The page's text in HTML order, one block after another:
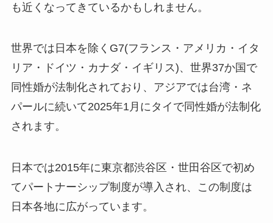
も近くなってきているかもしれません。
世界では日本を除くG7(フランス・アメリカ・イタ
リア・ドイツ・カナダ・イギリス)、世界37か国で
同性婚が法制化されており、アジアでは台湾・ネ
パールに続いて2025年1月にタイで同性婚が法制化
されます。
日本では2015年に東京都渋谷区・世田谷区で初め
てパートナーシップ制度が導入され、この制度は
日本各地に広がっています。